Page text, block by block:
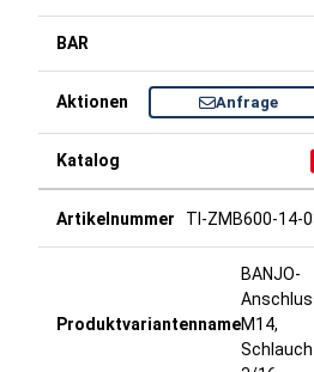
Anfrage
TI-ZMB600-14-
BANJO-
M14,
Schlauch